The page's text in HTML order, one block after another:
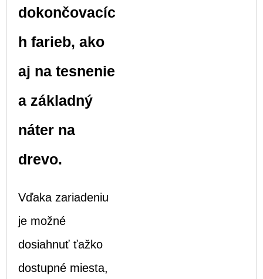
dokončovacíc
h farieb, ako
aj na tesnenie
a základný
náter na
drevo.
Vďaka zariadeniu
je možné
dosiahnuť ťažko
dostupné miesta,